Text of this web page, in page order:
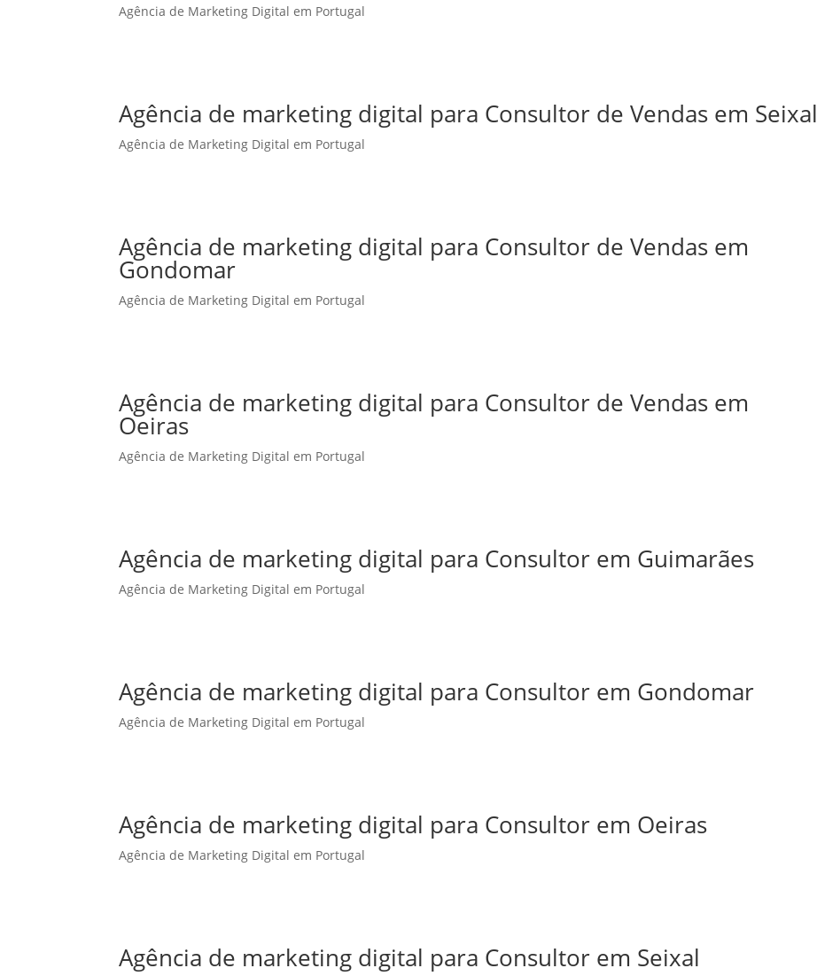
Agência de Marketing Digital em Portugal
Agência de marketing digital para Consultor de Vendas em Seixal
Agência de Marketing Digital em Portugal
Agência de marketing digital para Consultor de Vendas em
Gondomar
Agência de Marketing Digital em Portugal
Agência de marketing digital para Consultor de Vendas em
Oeiras
Agência de Marketing Digital em Portugal
Agência de marketing digital para Consultor em Guimarães
Agência de Marketing Digital em Portugal
Agência de marketing digital para Consultor em Gondomar
Agência de Marketing Digital em Portugal
Agência de marketing digital para Consultor em Oeiras
Agência de Marketing Digital em Portugal
Agência de marketing digital para Consultor em Seixal